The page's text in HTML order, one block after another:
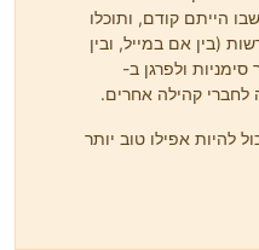
הייתם קודם, ותוכלו
(בין אם במייל, ובין
ולפרגן ב-
להיות אפילו טוב יותר